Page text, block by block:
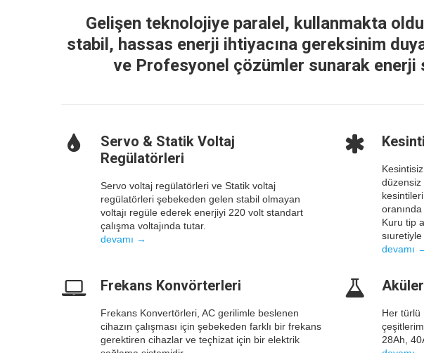
Gelişen teknolojiye paralel, kullanmakta
stabil, hassas enerji ihtiyacına gereksinim
ve Profesyonel çözümler sunarak
Servo & Statik Voltaj
Regülatörleri
Servo voltaj regülatörleri ve Statik voltaj
regülatörleri şebekeden gelen stabil olmayan
voltajı regüle ederek enerjiyi 220 volt standart
çalışma voltajında tutar.
devamı →
düzensiz
Kuru tip
devamı
Frekans Konvörterleri
Frekans Konvertörleri, AC gerilimle beslenen
cihazın çalışması için şebekeden farklı bir frekans
gerektiren cihazlar ve teçhizat için bir elektrik
Aküler
Her türlü
28Ah,